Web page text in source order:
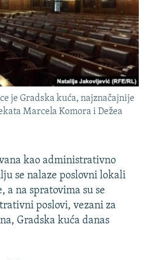
je Gradska kuća, najznačajnije
Marcela Komora i Dežea
kao administrativno
se nalaze poslovni lokali
a na spratovima su se
poslovi, vezani za
Gradska kuća danas